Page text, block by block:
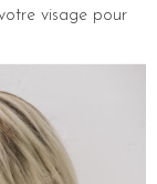
visage pour